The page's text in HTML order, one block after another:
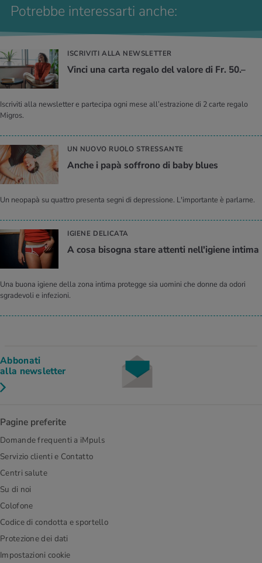
Potrebbe interessarti anche:
ISCRIVITI ALLA NEWSLETTER
Vinci una carta regalo del valore di Fr. 50.–
Iscriviti alla newsletter e partecipa ogni mese all’estrazione di 2 carte regalo
Migros.
UN NUOVO RUOLO STRESSANTE
Anche i papà soffrono di baby blues
Un neopapà su quattro presenta segni di depressione. L'importante è parlarne.
IGIENE DELICATA
A cosa bisogna stare attenti nell'igiene intima
Una buona igiene della zona intima protegge sia uomini che donne da odori
sgradevoli e infezioni.
Abbonati
alla newsletter
Pagine preferite
Domande frequenti a iMpuls
Servizio clienti e Contatto
Centri salute
Su di noi
Colofone
Codice di condotta e sportello
Protezione dei dati
Impostazioni cookie